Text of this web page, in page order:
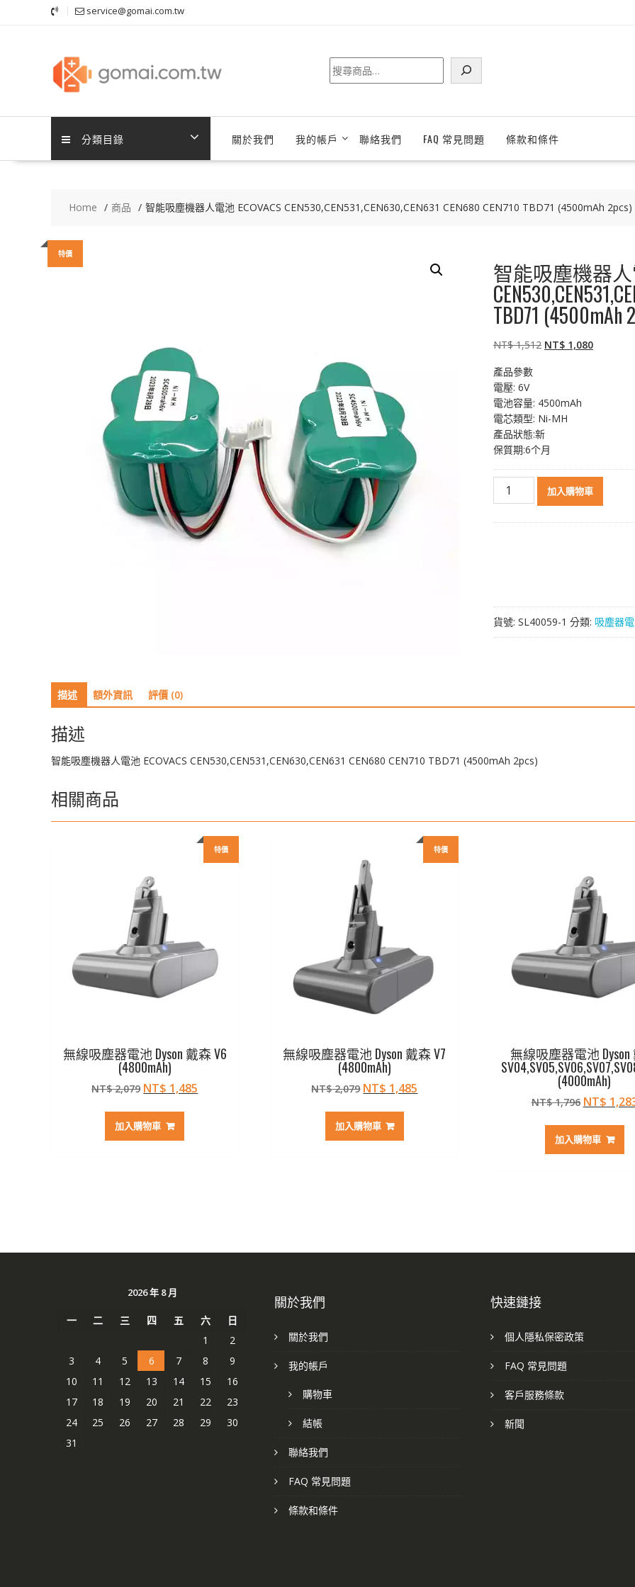
service@gomai.com.tw
搜
尋
分類目錄 關於我們 我的帳戶 聯絡我們 FAQ 常見問題 條款和條件
Home 商品 智能吸塵機器人電池 ECOVACS CEN530,CEN531,CEN630,CEN631 CEN680 CEN710 TBD71 (4500mAh 2pcs)
特價
智能吸塵機器人
TBD71 (4500mAh
NT$1,512 原
NT$ 1,512。
NT$ 1,080目
產品參數
電壓: 6V
電池容量: 4500mAh
電芯類型: Ni-MH
產品狀態:新
保質期:6个月
池
ECOVACS
加入購物車
貨號: SL40059-1 分類: 吸塵器
描述 額外資訊 評價 (0)
描述
智能吸塵機器人電池 ECOVACS CEN530,CEN531,CEN630,CEN631 CEN680 CEN710 TBD71 (4500mAh 2pcs)
相關商品
特價
無線吸塵器電池 Dyson 戴森 V6
(4800mAh)
NT$2,079 原
價
格：
NT$ 1,485
加入購物車
特價
無線吸塵器電池 Dyson 戴森 V7
(4800mAh)
NT$2,079 原
價
格：
NT$ 1,485
加入購物車
無線吸塵器電池 Dyson
(4000mAh)
NT$1,796 原
價
格：
NT$
加入購物車
2026 年 8 月
一 二 三 四 五 六
日
1
2
3
4 5 6 7 8
9
10
11 12 13 14 15
16
17
18 19 20 21 22
23
24
25 26 27 28 29
30
31
關於我們
關於我們
我的帳戶
購物車
結帳
聯絡我們
FAQ 常見問題
條款和條件
快速鏈接
個人隱私保密政策
FAQ 常見問題
客戶服務條款
新聞